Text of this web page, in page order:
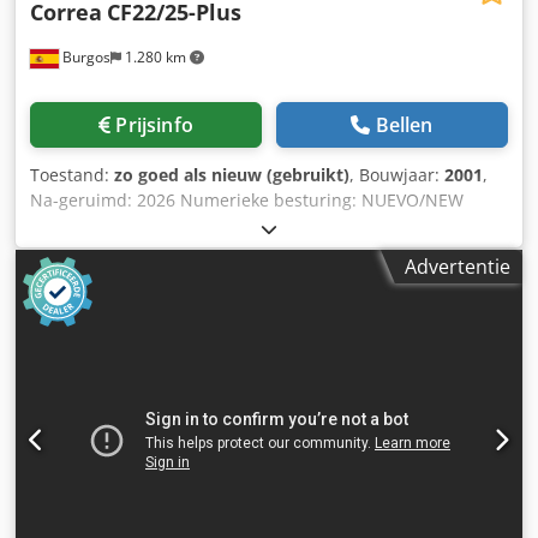
Burgos 1.280 km
Correa CF22/25-Plus
Prijsinfo Bellen
Toestand: zo goed als nieuw (gebruikt), Bouwjaar: 2001,
Na-geruimd: 2026 Numerieke besturing: NUEVO/NEW
HEIDENHAIN TNC-320 Technische kenmerken Afmetingen
Afmetingen tafel: 2500 x 700 mm Aantal T-gleuven: 5
Afmetingen T-gleuven: 22 mm Verplaatsing van de assen
Verplaatsing X-as: 2500 mm Verplaatsing Y-as: 800 mm
Verplaatsing Z-as: 800 mm Verticale capaciteit (VC): 22 /
Gereedschapspansysteem: Hydraulisch Conische spil: ISO-
50 (DIN 2080) / Spanbout: DIN 69872 Snelheidsbereik: 4000
toeren per minuut Spindelvermogen: 22 kW Voedingen
Advertentie